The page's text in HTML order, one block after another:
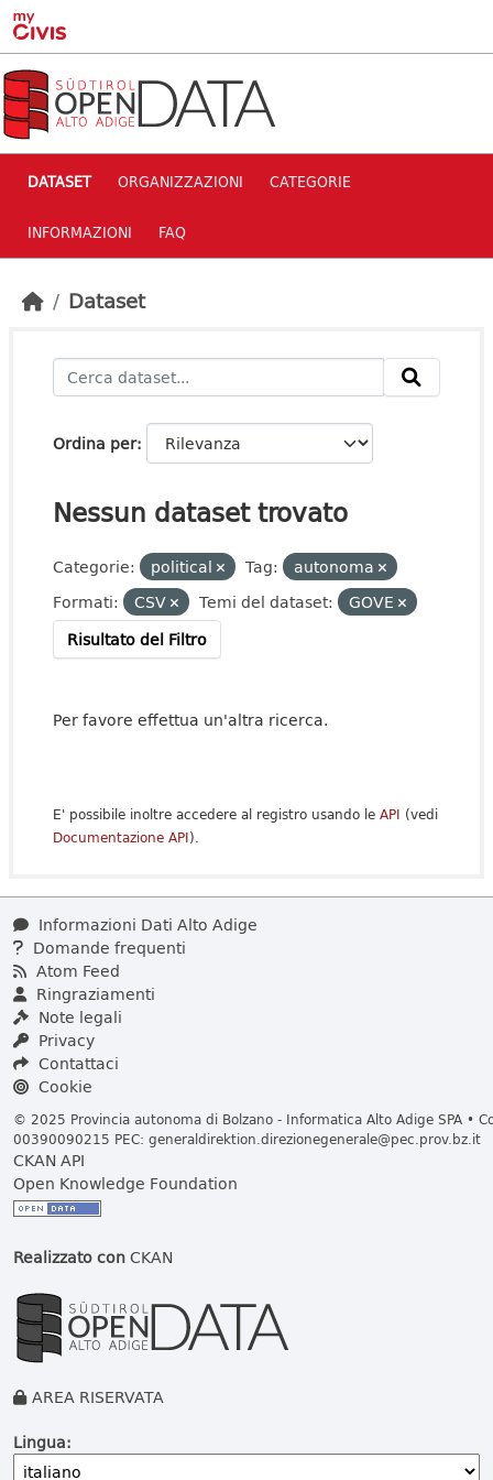
Skip to main content
DATASET ORGANIZZAZIONI CATEGORIE
INFORMAZIONI FAQ
Dataset
Ordina per
Nessun dataset trovato
Categorie: political Tag:
autonoma
Formati:
CSV Temi del dataset:
GOVE
Risultato del Filtro
Per favore effettua un'altra ricerca.
E' possibile inoltre accedere al registro usando le API (vedi
Documentazione API).
Informazioni Dati Alto Adige
Domande frequenti
Atom Feed
Ringraziamenti
Note legali
Privacy
Contattaci
Cookie
© 2025 Provincia autonoma di Bolzano - Informatica Alto Adige SPA •
00390090215 PEC: generaldirektion.direzionegenerale@pec.prov.bz.it
CKAN API
Open Knowledge Foundation
Realizzato conCKAN
AREA RISERVATA
Lingua